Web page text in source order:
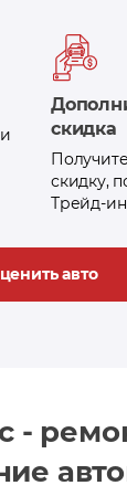
скидка
скидку,
Трейд-ин
авто
-